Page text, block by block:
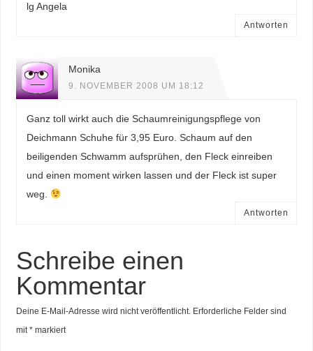
lg Angela
Antworten
Monika
9. NOVEMBER 2008 UM 18:12
Ganz toll wirkt auch die Schaumreinigungspflege von
Deichmann Schuhe für 3,95 Euro. Schaum auf den
beiligenden Schwamm aufsprühen, den Fleck einreiben
und einen moment wirken lassen und der Fleck ist super
weg.
Antworten
Schreibe einen
Kommentar
Deine E-Mail-Adresse wird nicht veröffentlicht. Erforderliche Felder sind
mit*markiert